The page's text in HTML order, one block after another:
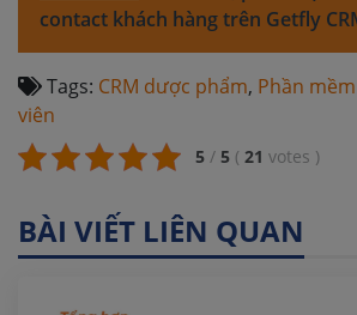
contact khách hàng trên Getfly
Tags: CRM dược phẩm, Phần mềm
viên
5 / 5 ( 21 votes )
BÀI VIẾT LIÊN QUAN